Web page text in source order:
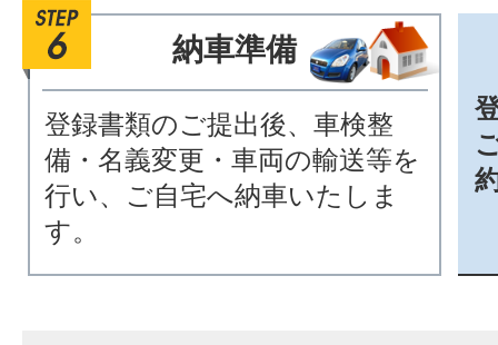
納車準備
登録書類のご提出後、車検整
備・名義変更・車両の輸送等を
行い、ご自宅へ納車いたしま
す。